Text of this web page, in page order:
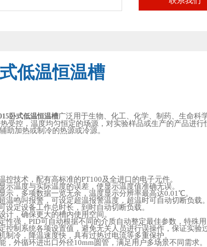
低温恒温槽
卧式低温恒温槽广泛用于生物、化工、化学、制药、生命科
受控，温度均匀恒定的场源，对实验样品或生产的产品进
助加热或制冷的热源或冷源。
控技术，配有高标准的PT100及全进口的电子元件。
示温度与实际温度的误差，使显示温度值准确无误。
示，多项数据一览无余， 温度显示分辨率最高达0.01℃。
温鸣叫报警，可设定超温报警温度，超温时可自动切断负载。
设定设备工作总时长，到时自动切断负载。
计，确保更大的槽内使用空间。
性强 ， PID可自动根据不同的介质自动整定最佳参数，特殊
控制系统各项设置值，避免无关人员进行误操作，保证实验
制冷，降温速度快，具有过热过电流等多重保护。
，外循环进出口外径10mm 圆管，满足用户多场景不同需求。